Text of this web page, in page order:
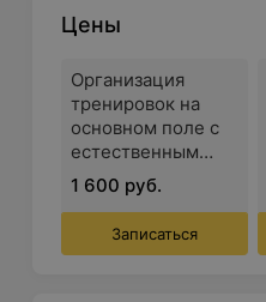
Цены
Организация
тренировок на
основном поле с
естественным
покрытием (1 час)
1 600 руб.
Записаться